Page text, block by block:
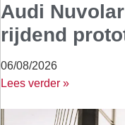
Audi
rijdend
06/08/2026
Lees verder »